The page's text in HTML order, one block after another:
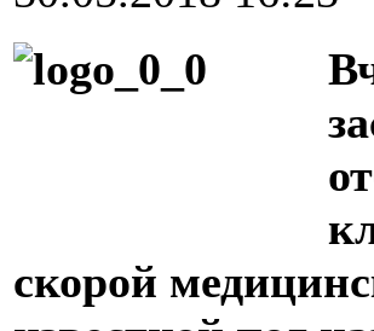
скорой